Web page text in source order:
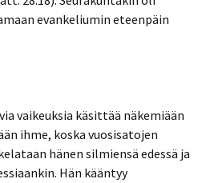
evankeliumin eteenpäin
vaikeuksia käsittää näkemiään
ihme, koska vuosisatojen
hänen silmiensä edessä ja
Hän kääntyy